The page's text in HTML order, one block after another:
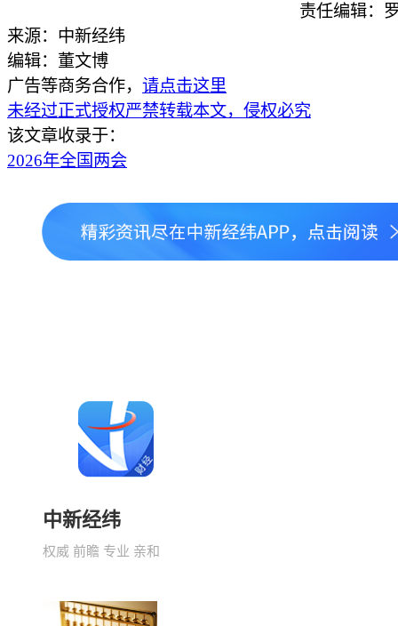
责任编辑：
来源：中新经纬
编辑：董文博
广告等商务合作， 请点击这里
未经过正式授权严禁转载本文，侵权必究
该文章收录于：
2026年全国两会
中新经纬
权威 前瞻 专业 亲和